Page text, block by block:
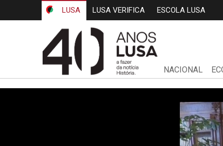
LUSA LUSA VERIFICA ESCOLA LUSA
NACIONAL